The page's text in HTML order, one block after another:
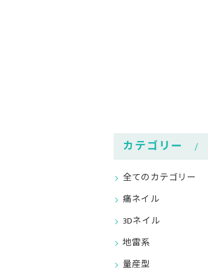
カテゴリー
全てのカテゴリー
痛ネイル
3Dネイル
地雷系
量産型